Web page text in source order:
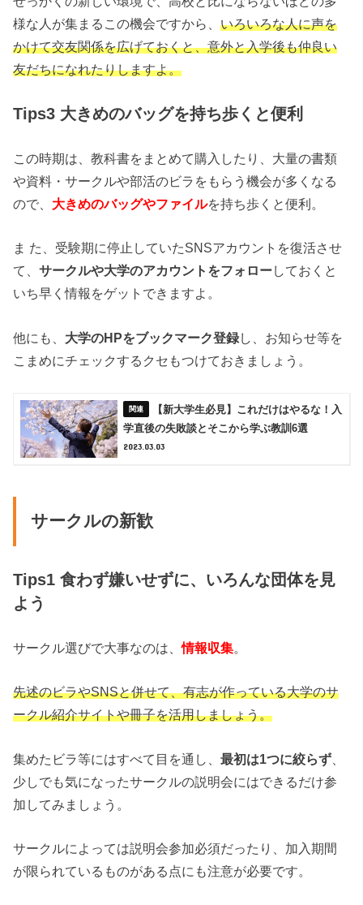
様な人が集まるこの機会ですから、いろいろな人に声を
かけて交友関係を広げておくと、意外と入学後も仲良い
友だちになれたりしますよ。
Tips3 大きめのバッグを持ち歩くと便利
この時期は、教科書をまとめて購入したり、大量の書類
や資料・サークルや部活のビラをもらう機会が多くなる
ので、 大きめのバッグやファイルを持ち歩くと便利。
ま た、受験期に停止していたSNSアカウントを復活させ
て、サークルや大学のアカウントをフォローしておくと
いち早く情報をゲットできますよ。
他にも、 大学のHPをブックマーク登録し、お知らせ等を
こまめにチェックするクセもつけておきましょう。
【新大学生必見】これだけはやるな！入
学直後の失敗談とそこから学ぶ教訓6選
2023.03.03
サークルの新歓
Tips1 食わず嫌いせずに、いろんな団体を見
よう
サークル選びで大事なのは、情報収集。
先述のビラやSNSと併せて、有志が作っている大学のサ
ークル紹介サイトや冊子を活用しましょう。
集めたビラ等にはすべて目を通し、最初は1つに絞らず
少しでも気になったサークルの説明会にはできるだけ参
加してみましょう。
サークルによっては説明会参加必須だったり、加入期間
が限られているものがある点にも注意が必要です。